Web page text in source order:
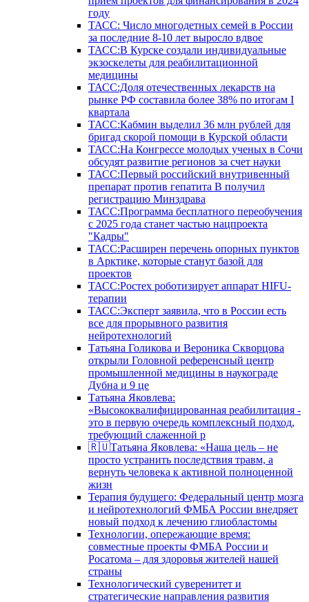
году
ТАСС: Число многодетных семей в России
за последние 8-10 лет выросло вдвое
ТАСС:В Курске создали индивидуальные
экзоскелеты для реабилитационной
медицины
ТАСС:Доля отечественных лекарств на
рынке РФ составила более 38% по итогам I
квартала
ТАСС:Кабмин выделил 36 млн рублей для
бригад скорой помощи в Курской области
ТАСС:На Конгрессе молодых ученых в Сочи
обсудят развитие регионов за счет науки
ТАСС:Первый российский внутривенный
препарат против гепатита В получил
регистрацию Минздрава
ТАСС:Программа бесплатного переобучения
с 2025 года станет частью нацпроекта
"Кадры"
ТАСС:Расширен перечень опорных пунктов
в Арктике, которые станут базой для
проектов
ТАСС:Ростех роботизирует аппарат HIFU-
терапии
ТАСС:Эксперт заявила, что в России есть
все для прорывного развития
нейротехнологий
Татьяна Голикова и Вероника Скворцова
открыли Головной референсный центр
промышленной медицины в наукограде
Дубна и 9 це
Татьяна Яковлева:
«Высококвалифицированная реабилитация -
это в первую очередь комплексный подход,
требующий слаженной р
🇷🇺Татьяна Яковлева: «Наша цель – не
просто устранить последствия травм, а
вернуть человека к активной полноценной
жизн
Терапия будущего: Федеральный центр мозга
и нейротехнологий ФМБА России внедряет
новый подход к лечению глиобластомы
Технологии, опережающие время:
совместные проекты ФМБА России и
Росатома – для здоровья жителей нашей
страны
Технологический суверенитет и
стратегические направления развития